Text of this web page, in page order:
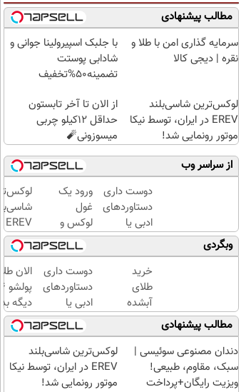
مطالب پیشنهادی
سرمایه گذاری امن با طلا و
نقره | دیجی کالا
با جلبک اسپیرولینا جوانی و
شادابی پوستت
تضمینه50%تخفیف
لوکس‌ترین شاسی‌بلند
EREV در ایران، توسط نیکا
موتور رونمایی شد!
از الان تا آخر تابستون
حداقل 12کیلو چربی
میسوزونی🧨
از سراسر وب
دوست داری
دستاوردهای
ادبی یا
علمی خود را
فوری به
کتاب تبدیل
کنی؟
ورود یک
غول
لوکس و
هوشمند
به ایران،
IM LS9
رسماً
رونمایی
شد
ایران،
توسط
موتور
رونمایی
شد!
وبگردی
خرید
طلای
آبشده
حتی با
۱۰۰هزارتومان
دوست داری
دستاوردهای
ادبی یا
علمی خود را
فوری به
کتاب تبدیل
کنی؟
الان
دیگه
طلا با
بی‌بهره
مطالب پیشنهادی
دندان مصنوعی سوئیسی |
سبک، مقاوم، طبیعی!
ویزیت رایگان+پرداخت
لوکس‌ترین شاسی‌بلند
EREV در ایران، توسط نیکا
موتور رونمایی شد!